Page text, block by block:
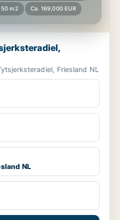
50 m2 Ca. 169,000 EUR
Friesland NL
NL